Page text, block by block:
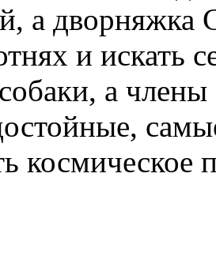
а дворняжка
и искать
а
космическое